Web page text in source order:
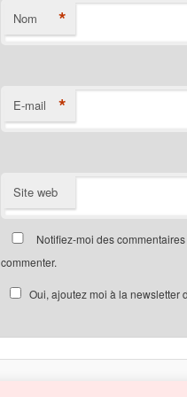
Nom *
E-mail *
Site web
Notifiez-moi des
commenter.
Oui, ajoutez moi à la newsletter